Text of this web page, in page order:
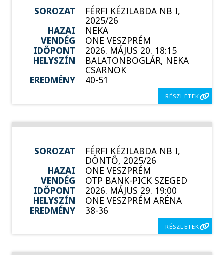
SOROZAT FÉRFI KÉZILABDA NB I,
2025/26
HAZAI
NEKA
VENDÉG
ONE VESZPRÉM
IDŐPONT
2026. MÁJUS 20. 18:15
HELYSZÍN
BALATONBOGLÁR, NEKA
CSARNOK
EREDMÉNY
40-51
RÉSZLETEK
SOROZAT FÉRFI KÉZILABDA NB I,
DÖNTŐ, 2025/26
HAZAI
ONE VESZPRÉM
VENDÉG
OTP BANK-PICK SZEGED
IDŐPONT
2026. MÁJUS 29. 19:00
HELYSZÍN
ONE VESZPRÉM ARÉNA
EREDMÉNY
38-36
RÉSZLETEK